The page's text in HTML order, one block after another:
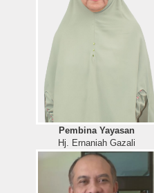
Pembina Yayasan
Hj. Ernaniah Gazali